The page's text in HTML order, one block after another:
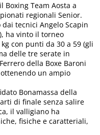
Team Aosta a
regionali Senior.
dai tecnici Angelo Scapin
ha vinto il torneo
con punti da 30 a 59 (gli
delle tre serate in
della Boxe Baroni
un ampio
Bonamassa della
di finale senza salire
il valligiano ha
fisiche e caratteriali,